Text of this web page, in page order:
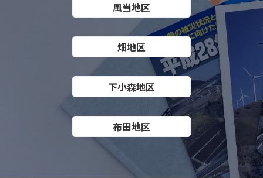
風当地区
畑地区
下小森地区
布田地区